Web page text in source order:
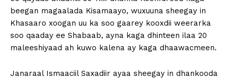
beegan magaalada Kisamaayo, wuxuuna sheegay in
Khasaaro xoogan uu ka soo gaarey kooxdii weerarka
soo qaaday ee Shabaab, ayna kaga dhinteen ilaa 20
maleeshiyaad ah kuwo kalena ay kaga dhaawacmeen.
Janaraal Ismaaciil Saxadiir ayaa sheegay in dhankooda